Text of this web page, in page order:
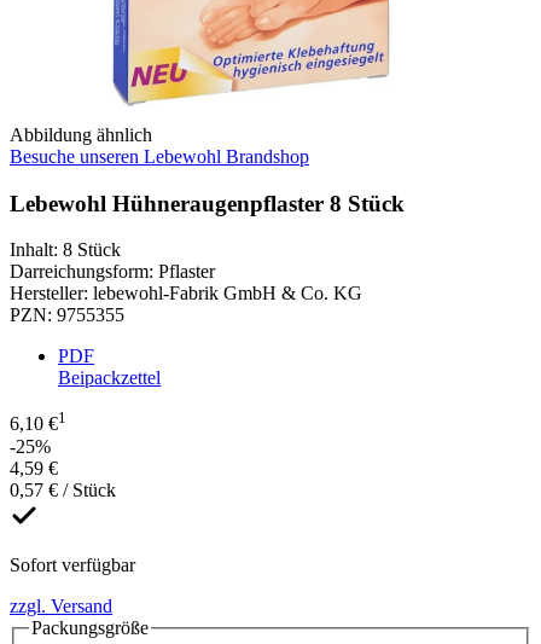
Abbildung ähnlich
Besuche unseren Lebewohl Brandshop
Lebewohl Hühneraugenpflaster 8 Stück
Inhalt: 8 Stück
Darreichungsform: Pflaster
Hersteller: lebewohl-Fabrik GmbH & Co. KG
PZN: 9755355
PDF
Beipackzettel
6,10 €1
-25%
4,59 €
0,57 € / Stück
Sofort verfügbar
zzgl. Versand
Packungsgröße